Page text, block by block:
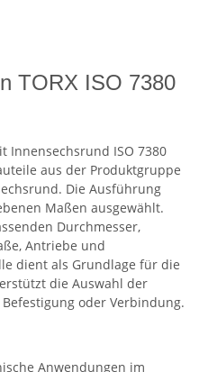
TORX ISO 7380
Innensechsrund ISO 7380
aus der Produktgruppe
Die Ausführung
Maßen ausgewählt.
Durchmesser,
Antriebe und
dient als Grundlage für die
die Auswahl der
oder Verbindung.
Anwendungen im